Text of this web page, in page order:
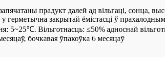
прадукт далей ад вільгаці, сонца,
герметычна закрытай ёмістасці ў
5~25℃. Вільготнасць: ≤50% адноснай
бочкавая ўпакоўка 6 месяцаў